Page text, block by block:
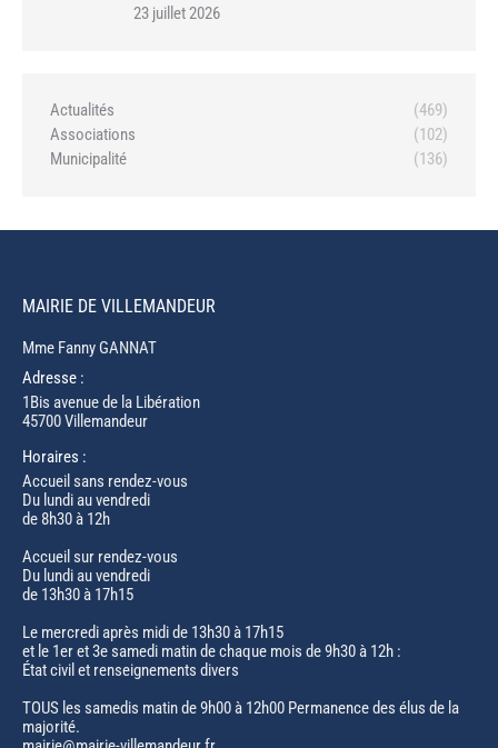
23 juillet 2026
Actualités
(469)
Associations
(102)
Municipalité
(136)
MAIRIE DE VILLEMANDEUR
Mme Fanny GANNAT
Adresse :
1Bis avenue de la Libération
45700 Villemandeur
Horaires :
Accueil sans rendez-vous
Du lundi au vendredi
de 8h30 à 12h
Accueil sur rendez-vous
Du lundi au vendredi
de 13h30 à 17h15
Le mercredi après midi de 13h30 à 17h15
et le 1er et 3e samedi matin de chaque mois de 9h30 à 12h :
État civil et renseignements divers
TOUS les samedis matin de 9h00 à 12h00 Permanence des élus de la
majorité.